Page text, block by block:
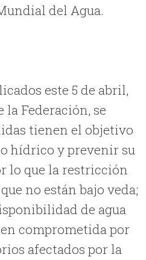
del Agua.
este 5 de abril,
la Federación, se
tienen el objetivo
hídrico y prevenir su
lo que la restricción
no están bajo veda;
de agua
comprometida por
afectados por la